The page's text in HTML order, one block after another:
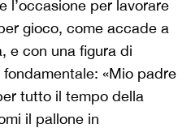
l’occasione per lavorare
gioco, come accade a
e con una figura di
«Mio padre
tutto il tempo della
il pallone in